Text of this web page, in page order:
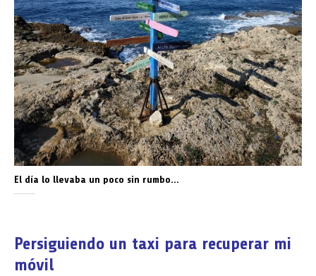
El día lo llevaba un poco sin rumbo…
Persiguiendo un taxi para recuperar mi
móvil